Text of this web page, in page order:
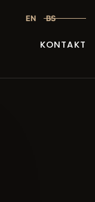
EN BS
KONTAKT